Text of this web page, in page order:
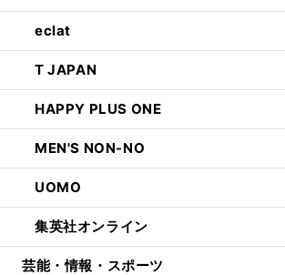
eclat
T JAPAN
HAPPY PLUS ONE
MEN'S NON-NO
UOMO
集英社オンライン
芸能・情報・スポーツ